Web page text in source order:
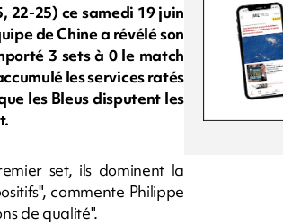
22-25) ce samedi 19 juin
de Chine a révélé son
3 sets à 0 le match
les services ratés
les Bleus disputent les
set, ils dominent la
commente Philippe
de qualité".